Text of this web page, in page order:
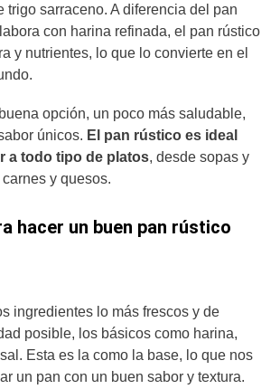
trigo sarraceno. A diferencia del pan
con harina refinada, el pan rústico
y nutrientes, lo que lo convierte en el
opción, un poco más saludable,
únicos. El pan rústico es ideal
a todo tipo de platos, desde sopas y
y quesos.
hacer un buen pan rústico
ingredientes lo más frescos y de
posible, los básicos como harina,
Esta es la como la base, lo que nos
un pan con un buen sabor y textura.